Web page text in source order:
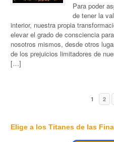
Para poder
de tener la
interior, nuestra propia
elevar el grado de consciencia
nosotros mismos, desde otros
de los prejuicios limitadores de
[…]
1 2
Elige a los Titanes de las